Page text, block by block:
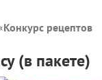
Конкурс рецептов
(в пакете)